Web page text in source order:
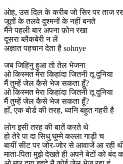
ओह, उस दिल के करीब जो सिर पर ताज
जूतों के तलवे दुश्मनों के नहीं बनते
मैंने पहली बार अपना फ़ोन रखा
दूसरा ब्लैकबेरी न लें
अज्ञात पहचान देता है sohnye
जब जिहिनु हुआ तो तेल भेजना
ओ किस्मत मेरा किहांदा जितनी तू दुनिया
मैं तुम्हें जेल कैसे भेज सकता हूँ?
ओ किस्मत मेरा किहांदा जितनी तू दुनिया
मैं तुम्हें जेल कैसे भेज सकता हूँ?
हाँ, एक बोर्ड की तरह, ध्वनि बहुत गहरी है
लोग इसी तरह की बातें करते थे
हो तेरे पा दा सिधु घुम्मे कल्ला गाड़ी च
बायीं सीट पर जोर-जोर से आवाजें आ रही
माता-पिता मुझे देखते ही अपने बेटों को बंद